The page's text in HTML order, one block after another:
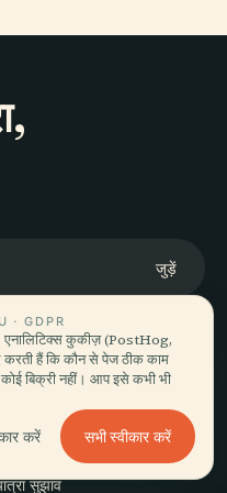
जुड़ें
सुझाव
· GDPR
एनालिटिक्स कुकीज़ (PostHog,
हैं कि कौन से पेज ठीक काम
बिक्री नहीं। आप इसे कभी भी
करें सभी स्वीकार करें